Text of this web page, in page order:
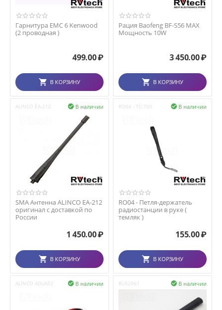
Гарнитура EMC 6 Kenwood
(2 проводная )
499.00₽
В КОРЗИНУ
Рация Baofeng BF-S56 MAX
Мощность 10W
3 450.00₽
В КОРЗИНУ
ALINCO EA-212 В наличии

SMA Антенна ALINCO EA-212
оригинал с доставкой по
России
1 450.00₽
В КОРЗИНУ
RO04 - TC-700 В наличии

RO04 - Петля-держатель
радиостанции в руке (
темляк )
155.00₽
В КОРЗИНУ
ALINCO ADUA52 В наличии
 RU52061 В наличии
